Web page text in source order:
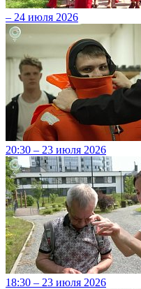
– 24 июля 2026
20:30 – 23 июля 2026
18:30 – 23 июля 2026